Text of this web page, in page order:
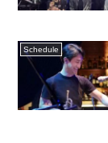
Schedule